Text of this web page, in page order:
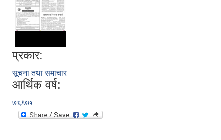
प्रकार:
सूचना तथा समाचार
आर्थिक वर्ष:
७६/७७